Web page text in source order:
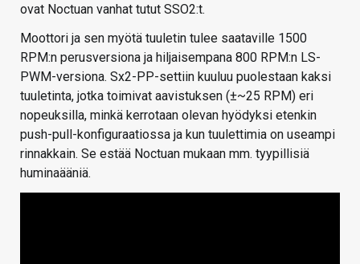
ovat Noctuan vanhat tutut SSO2:t.
Moottori ja sen myötä tuuletin tulee saataville 1500
RPM:n perusversiona ja hiljaisempana 800 RPM:n LS-
PWM-versiona. Sx2-PP-settiin kuuluu puolestaan kaksi
tuuletinta, jotka toimivat aavistuksen (±~25 RPM) eri
nopeuksilla, minkä kerrotaan olevan hyödyksi etenkin
push-pull-konfiguraatiossa ja kun tuulettimia on useampi
rinnakkain. Se estää Noctuan mukaan mm. tyypillisiä
huminaääniä.